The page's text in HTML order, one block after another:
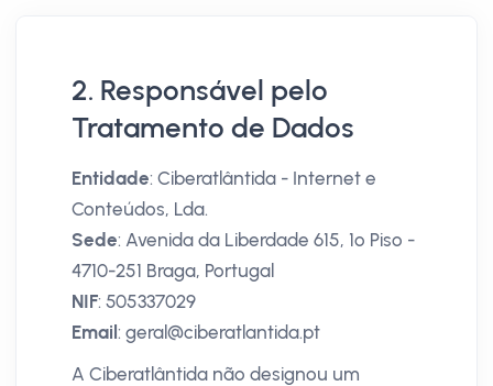
2. Responsável pelo
Tratamento de Dados
Entidade: Ciberatlântida - Internet e
Conteúdos, Lda.
Sede: Avenida da Liberdade 615, 1º Piso -
4710-251 Braga, Portugal
NIF: 505337029
Email : geral@ciberatlantida.pt
A Ciberatlântida não designou um